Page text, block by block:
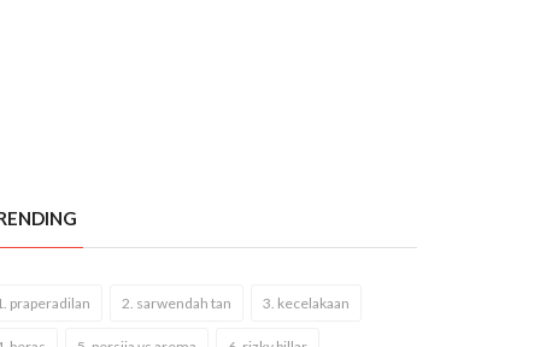
praperadilan 2. sarwendah tan 3. kecelakaan